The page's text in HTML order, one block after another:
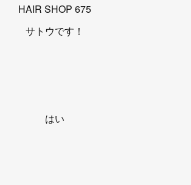
HAIR SHOP 675
サトウです！
はい